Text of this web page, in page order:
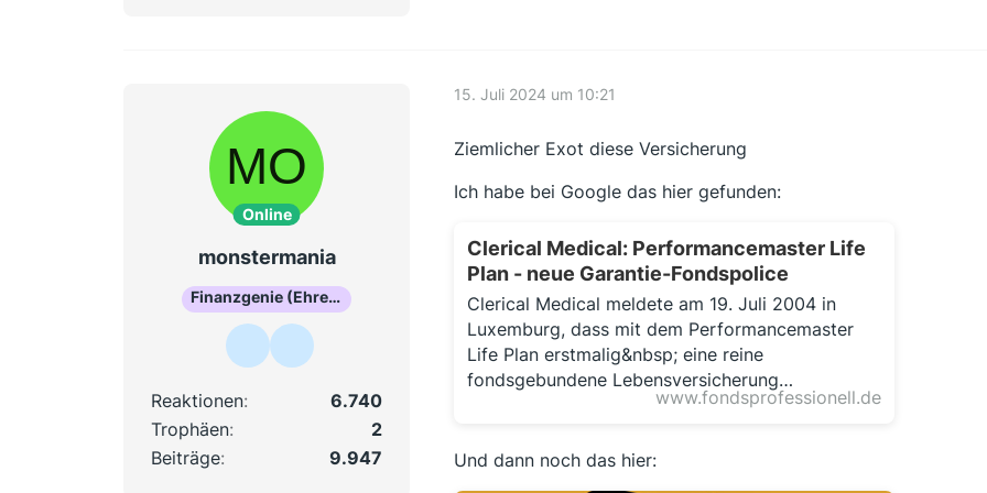
Online
monstermania
Finanzgenie (Ehrenmitglied)
Reaktionen
6.740
Trophäen
2
Beiträge
9.947
15. Juli 2024 um 10:21
Ziemlicher Exot diese Versicherung
Ich habe bei Google das hier gefunden:
Clerical Medical: Performancemaster Life
Plan - neue Garantie-Fondspolice
Clerical Medical meldete am 19. Juli 2004 in
Luxemburg, dass mit dem Performancemaster
Life Plan erstmalig&nbsp; eine reine
fondsgebundene Lebensversicherung…
www.fondsprofessionell.de
Und dann noch das hier: